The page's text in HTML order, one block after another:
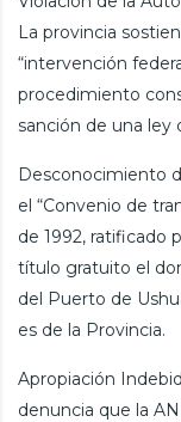
La provincia
“intervención
procedimiento
sanción de una ley
Desconocimiento
el “Convenio de
de 1992, ratificado
título gratuito el
del Puerto de
es de la Provincia.
Apropiación
denuncia que la